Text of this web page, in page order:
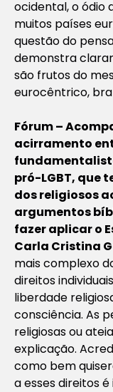
ocidental, o ódio
muitos países
questão do
demonstra
são frutos do
eurocêntrico,
Fórum –
acirramento
pró-LGBT, que
dos religiosos
argumentos
fazer aplicar o
Carla Cristina
mais complexo
direitos
liberdade
consciência. As
religiosas ou
explicação.
como bem
a esses direitos